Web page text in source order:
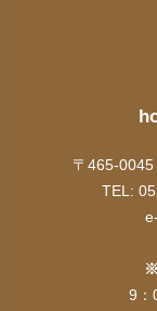
〒465-
TEL:
9：